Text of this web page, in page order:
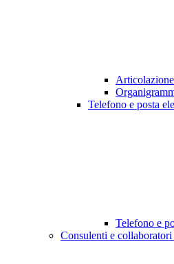
Telefono e posta
Telefono e
Consulenti e collaboratori